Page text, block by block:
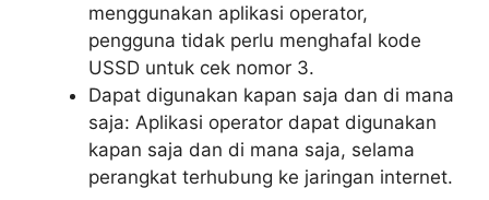
menggunakan aplikasi operator,
pengguna tidak perlu menghafal kode
USSD untuk cek nomor 3.
Dapat digunakan kapan saja dan di mana
saja: Aplikasi operator dapat digunakan
kapan saja dan di mana saja, selama
perangkat terhubung ke jaringan internet.